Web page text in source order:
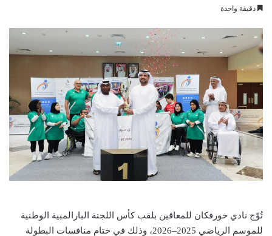
دقيقة واحدة
تُوّج نادي خورفكان للمعاقين بلقب كأس اللجنة البارالمبية الوطنية
للموسم الرياضي 2025–2026، وذلك في ختام منافسات البطولة